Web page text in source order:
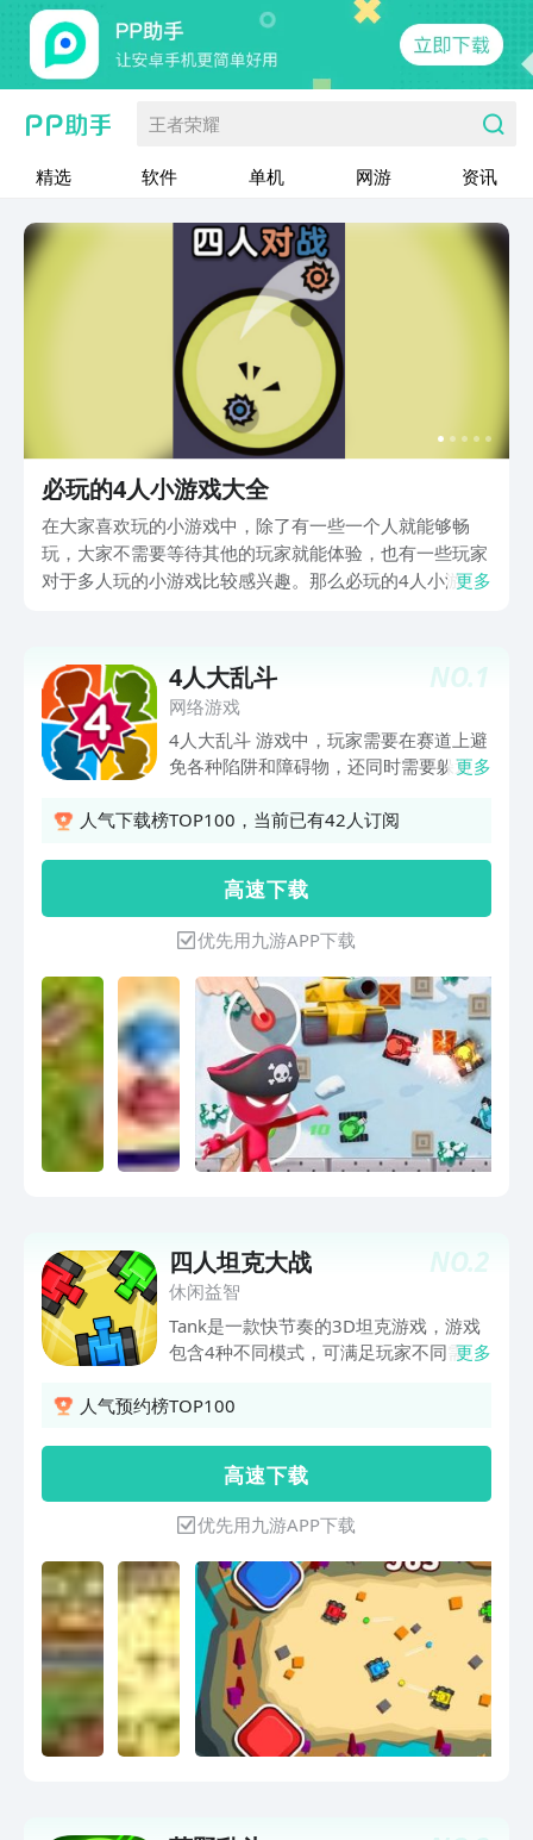
王者荣耀
精选 软件 单机 网游 资讯
必玩的4人小游戏大全
在大家喜欢玩的小游戏中，除了有一些一个人就能够畅
玩，大家不需要等待其他的玩家就能体验，也有一些玩家
对于多人玩的小游戏比较感兴趣。那么必玩的4人小游戏
足需求的，玩家不妨了解一下。
更多
NO.1
4人大乱斗
网络游戏
4人大乱斗 游戏中，玩家需要在赛道上避
免各种陷阱和障碍物，还同时需要躲避对
各种装备来攻击对手，通过巧妙的操作来
力。感兴趣的玩家快来下载试玩吧。 4人
大乱斗游戏特色 1、独特的多人混乱模
式，可以与多达100名玩家同时玩。 2、
在线挑战模式，挑战不同难度的多个关
卡，每个关卡都有独特的地形和敌人。
3、无尽模式，允许玩家与其他玩家合作
对抗来自四面八方的敌人。 4、画面风格
清新可爱，视觉享受令人眼花缭乱。它是
超级容易玩和独特的。 4人大乱斗游戏亮
点 1、自定义角色可以自定义自己的角色
外观和配置，以更好地满足您的战斗需
己的行动规则和策略。 4、不同的boss有
不同的技能，玩家应该熟悉它们并参与战
略战斗。 4人大乱斗游戏优势 1、高度可
扩展，游戏支持自定义地图，模型和插
件，可以由第三方开发人员扩展。 2、白
天和黑夜模式允许玩家挑战随着游戏进程
易虚拟物品，玩家可以在游戏中购买或交
易各种虚拟物品，包括角色外观、辅助道
具等。 4、滑动屏幕控制球的移动，将敌
人赶出安全区域。 4人大乱斗游戏评价
立自己的基地和设施，并与其他玩家进行
贸易和战斗。在竞技场模式中，玩家可以
在游戏中挑战其他玩家来赢得宝箱和荣
誉。在战斗模式中，玩家需要参与一场持
续数小时的大规模战斗，争取胜利和荣
誉。 九游为您提供4人大乱斗的 手机游
戏，欢迎大家记住本站网址，九游是您下
载安卓手游app最好的网站！
更多
人气下载榜TOP100，当前已有42人订阅
高 速 下 载
优先用九游APP下载
NO.2
四人坦克大战
休闲益智
Tank是一款快节奏的3D坦克游戏，游戏
包含4种不同模式，可满足玩家不同需
超高清画面，让你可以清楚的看到坦克的
旋转，玩家需通过点击按钮来控制己方坦
克的开火方向，以及移动方向，比较考验
技巧。在游戏场景中有着各不相同的障碍
物，玩家可利用场景中的障碍物躲避敌人
的子弹，或利用障碍物推开敌人，迫使敌
人坦克漏出破绽，从而完成击杀。快来操
作坦克，干掉你的敌人，与狡猾的敌人战
斗，成为超神坦克！
更多
人气预约榜TOP100
高 速 下 载
优先用九游APP下载